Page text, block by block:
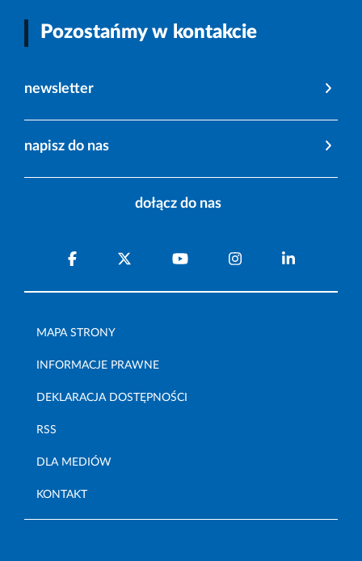
Pozostańmy w kontakcie
newsletter
napisz do nas
dołącz do nas
MAPA STRONY
INFORMACJE PRAWNE
DEKLARACJA DOSTĘPNOŚCI
RSS
DLA MEDIÓW
KONTAKT